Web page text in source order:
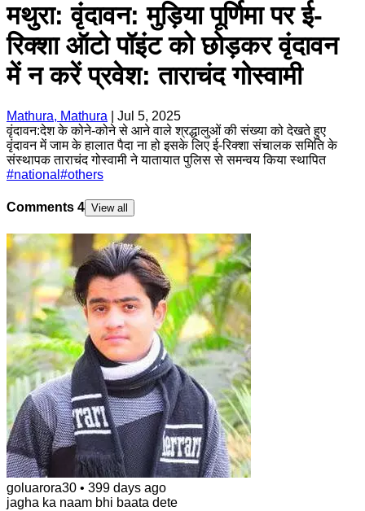
मथुरा: वृंदावन: मुड़िया पूर्णिमा पर ई-
रिक्शा ऑटो पॉइंट को छोड़कर वृंदावन
में न करें प्रवेश: ताराचंद गोस्वामी
Mathura, Mathura
Jul 5, 2025
वृंदावन:देश के कोने-कोने से आने वाले श्रद्धालुओं की संख्या को देखते हुए
वृंदावन में जाम के हालात पैदा ना हो इसके लिए ई-रिक्शा संचालक समिति के
संस्थापक ताराचंद गोस्वामी ने यातायात पुलिस से समन्वय किया स्थापित
#national #others
Comments 4 View all
goluarora30 • 399 days ago
jagha ka naam bhi baata dete